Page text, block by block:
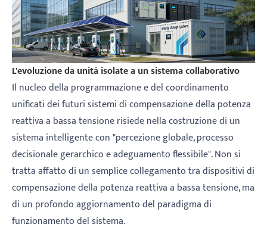
L'evoluzione da unità isolate a un sistema collaborativo
Il nucleo della programmazione e del coordinamento
unificati dei futuri sistemi di compensazione della potenza
reattiva a bassa tensione risiede nella costruzione di un
sistema intelligente con "percezione globale, processo
decisionale gerarchico e adeguamento flessibile". Non si
tratta affatto di un semplice collegamento tra dispositivi di
compensazione della potenza reattiva a bassa tensione, ma
di un profondo aggiornamento del paradigma di
funzionamento del sistema.